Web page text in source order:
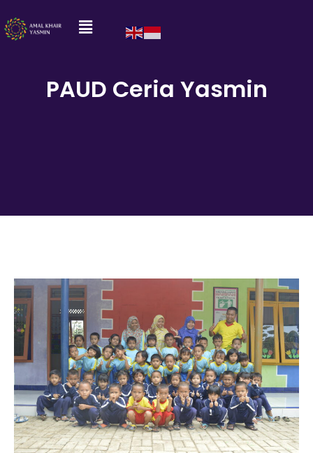
PAUD Ceria Yasmin